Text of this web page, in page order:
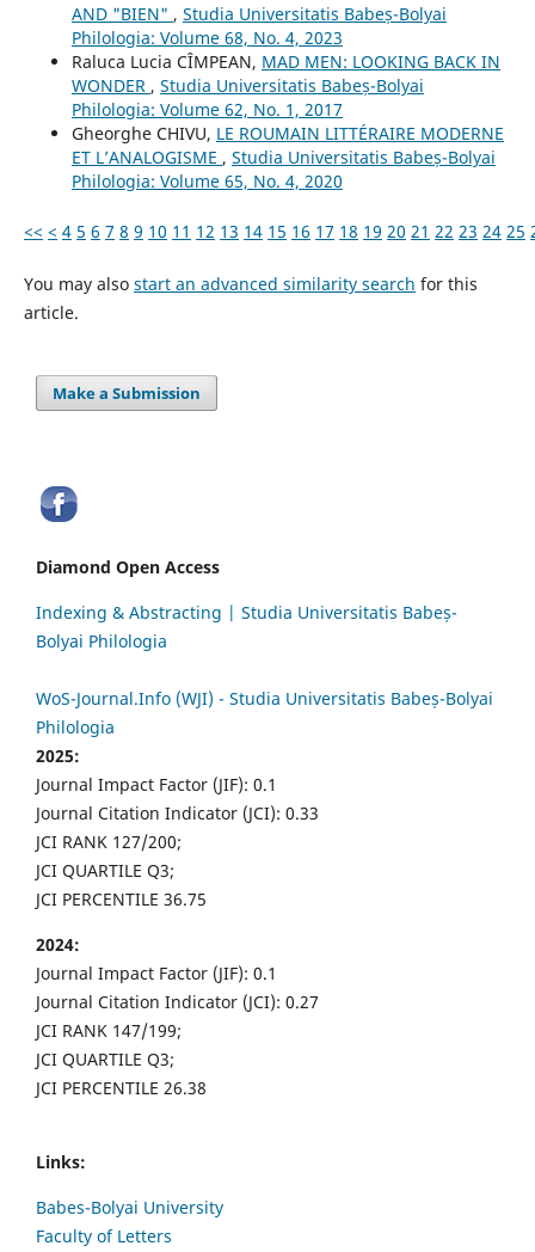
AND "BIEN" , Studia Universitatis Babeș-Bolyai
Philologia: Volume 68, No. 4, 2023
Raluca Lucia CÎMPEAN, MAD MEN: LOOKING BACK IN
WONDER , Studia Universitatis Babeș-Bolyai
Philologia: Volume 62, No. 1, 2017
Gheorghe CHIVU, LE ROUMAIN LITTÉRAIRE MODERNE
ET L’ANALOGISME , Studia Universitatis Babeș-Bolyai
Philologia: Volume 65, No. 4, 2020
<< < 4 5 6 7 8 9 10 11 12 13 14 15 16 17 18 19 20 21 22 23 24 25
You may also start an advanced similarity search for this
article.
Make a Submission
Diamond Open Access
Indexing & Abstracting | Studia Universitatis Babeș-
Bolyai Philologia
WoS-Journal.Info (WJI) - Studia Universitatis Babeș-Bolyai
Philologia
2025:
Journal Impact Factor (JIF): 0.1
Journal Citation Indicator (JCI): 0.33
JCI RANK 127/200;
JCI QUARTILE Q3;
JCI PERCENTILE 36.75
2024:
Journal Impact Factor (JIF): 0.1
Journal Citation Indicator (JCI): 0.27
JCI RANK 147/199;
JCI QUARTILE Q3;
JCI PERCENTILE 26.38
Links:
Babes-Bolyai University
Faculty of Letters